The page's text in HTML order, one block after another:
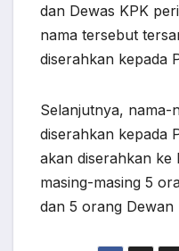
dan Dewas KPK
nama tersebut
diserahkan kepada
Selanjutnya, nama-
diserahkan kepada
akan diserahkan ke
masing-masing 5
dan 5 orang Dewan